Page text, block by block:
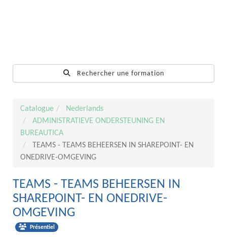
Rechercher une formation
Catalogue
Nederlands
ADMINISTRATIEVE ONDERSTEUNING EN
BUREAUTICA
TEAMS - TEAMS BEHEERSEN IN SHAREPOINT- EN
ONEDRIVE-OMGEVING
TEAMS - TEAMS BEHEERSEN IN
SHAREPOINT- EN ONEDRIVE-
OMGEVING
Présentiel